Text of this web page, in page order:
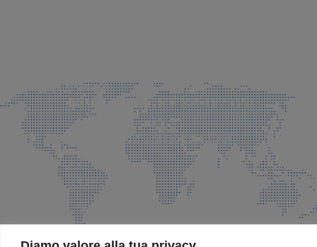
info@faeg.it
COMMERCIALE E SPEDIZIONI
Via Padre Elzi, 32 Grassobbio (BG)
035 525015
035 335037
info@faeg.it
SITE MAP